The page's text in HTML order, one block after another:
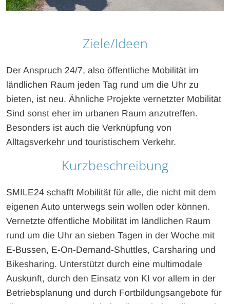
Ziele/Ideen
Der Anspruch 24/7, also öffentliche Mobilität im
ländlichen Raum jeden Tag rund um die Uhr zu
bieten, ist neu. Ähnliche Projekte vernetzter Mobilität
Sind sonst eher im urbanen Raum anzutreffen.
Besonders ist auch die Verknüpfung von
Alltagsverkehr und touristischem Verkehr.
Kurzbeschreibung
SMILE24 schafft Mobilität für alle, die nicht mit dem
eigenen Auto unterwegs sein wollen oder können.
Vernetzte öffentliche Mobilität im ländlichen Raum
rund um die Uhr an sieben Tagen in der Woche mit
E-Bussen, E-On-Demand-Shuttles, Carsharing und
Bikesharing. Unterstützt durch eine multimodale
Auskunft, durch den Einsatz von KI vor allem in der
Betriebsplanung und durch Fortbildungsangebote für